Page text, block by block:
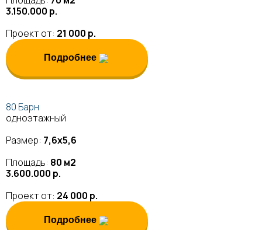
3.150.000 р.
Проект от: 21 000 р.
Подробнее
80 Барн
одноэтажный
Размер: 7,6х5,6
Площадь: 80 м2
3.600.000 р.
Проект от: 24 000 р.
Подробнее